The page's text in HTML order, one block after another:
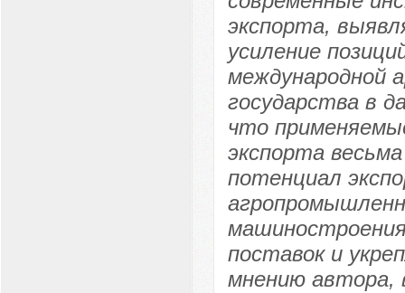
экспорта,
усиление
международной
государства в
что
экспорта
потенциал
поставок и
мнению автора,